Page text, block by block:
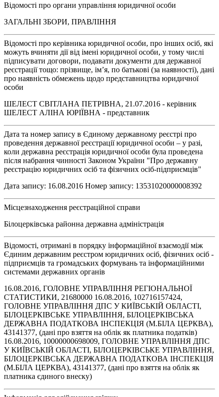
Відомості про органи управління юридичної особи
ЗАГАЛЬНІ ЗБОРИ, ПРАВЛІННЯ
Відомості про керівника юридичної особи, про інших осіб, які
можуть вчиняти дії від імені юридичної особи, у тому числі
підписувати договори, подавати документи для державної
реєстрації тощо: прізвище, ім’я, по батькові (за наявності), дані
про наявність обмежень щодо представництва юридичної
особи
ШЕЛЕСТ СВІТЛАНА ПЕТРІВНА, 21.07.2016 - керівник
ШЕЛЕСТ АЛІНА ЮРІЇВНА - представник
Дата та номер запису в Єдиному державному реєстрі про
проведення державної реєстрації юридичної особи – у разі,
коли державна реєстрація юридичної особи була проведена
після набрання чинності Законом України "Про державну
реєстрацію юридичних осіб та фізичних осіб-підприємців"
Дата запису: 16.08.2016 Номер запису: 13531020000008392
Місцезнаходження реєстраційної справи
Білоцерківська районна державна адміністрація
Відомості, отримані в порядку інформаційної взаємодії між
Єдиним державним реєстром юридичних осіб, фізичних осіб -
підприємців та громадських формувань та інформаційними
системами державних органів
16.08.2016, ГОЛОВНЕ УПРАВЛІННЯ РЕГІОНАЛЬНОЇ
СТАТИСТИКИ, 21680000 16.08.2016, 102716157424,
ГОЛОВНЕ УПРАВЛІННЯ ДПС У КИЇВСЬКІЙ ОБЛАСТІ,
БІЛОЦЕРКІВСЬКЕ УПРАВЛІННЯ, БІЛОЦЕРКІВСЬКА
ДЕРЖАВНА ПОДАТКОВА ІНСПЕКЦІЯ (М.БІЛА ЦЕРКВА),
43141377, (дані про взяття на облік як платника податків)
16.08.2016, 10000000698009, ГОЛОВНЕ УПРАВЛІННЯ ДПС
У КИЇВСЬКІЙ ОБЛАСТІ, БІЛОЦЕРКІВСЬКЕ УПРАВЛІННЯ,
БІЛОЦЕРКІВСЬКА ДЕРЖАВНА ПОДАТКОВА ІНСПЕКЦІЯ
(М.БІЛА ЦЕРКВА), 43141377, (дані про взяття на облік як
платника єдиного внеску)